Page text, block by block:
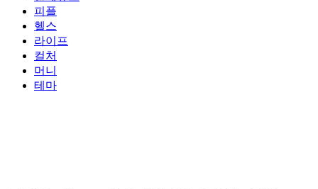
피플
헬스
라이프
컬처
머니
테마